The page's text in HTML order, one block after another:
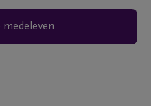
medeleven